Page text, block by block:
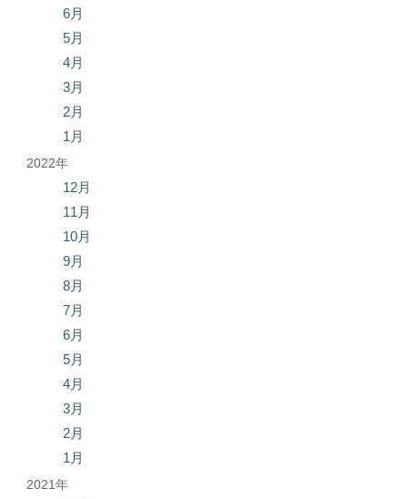
6月
5月
4月
3月
2月
1月
2022年
12月
11月
10月
9月
8月
7月
6月
5月
4月
3月
2月
1月
2021年